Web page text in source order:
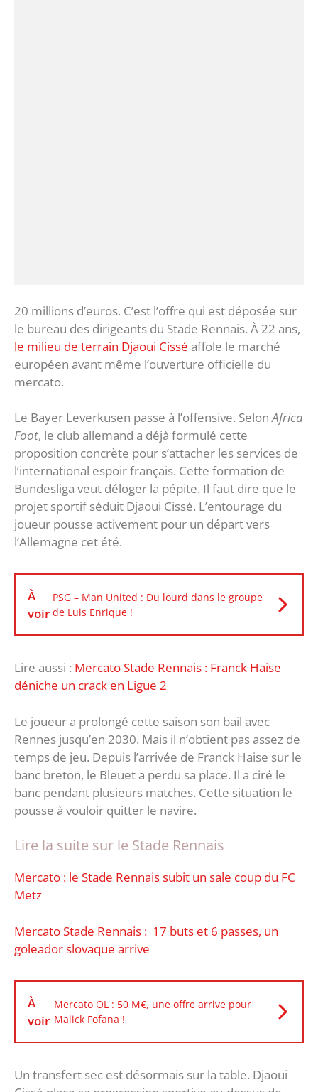
20 millions d’euros. C’est l’offre qui est déposée sur
le bureau des dirigeants du Stade Rennais. À 22 ans,
le milieu de terrain Djaoui Cissé affole le marché
européen avant même l’ouverture officielle du
mercato.
Le Bayer Leverkusen passe à l’offensive. SelonAfrica
Foot, le club allemand a déjà formulé cette
proposition concrète pour s’attacher les services de
l’international espoir français. Cette formation de
Bundesliga veut déloger la pépite. Il faut dire que le
projet sportif séduit Djaoui Cissé. L’entourage du
joueur pousse activement pour un départ vers
l’Allemagne cet été.
À
voir
PSG – Man United : Du lourd dans le groupe
de Luis Enrique !
Lire aussi : Mercato Stade Rennais : Franck Haise
déniche un crack en Ligue 2
Le joueur a prolongé cette saison son bail avec
Rennes jusqu’en 2030. Mais il n’obtient pas assez de
temps de jeu. Depuis l’arrivée de Franck Haise sur le
banc breton, le Bleuet a perdu sa place. Il a ciré le
banc pendant plusieurs matches. Cette situation le
pousse à vouloir quitter le navire.
Lire la suite sur le Stade Rennais
Mercato : le Stade Rennais subit un sale coup du FC
Metz
Mercato Stade Rennais : 17 buts et 6 passes, un
goleador slovaque arrive
À
voir
Mercato OL : 50 M€, une offre arrive pour
Malick Fofana !
Un transfert sec est désormais sur la table. Djaoui